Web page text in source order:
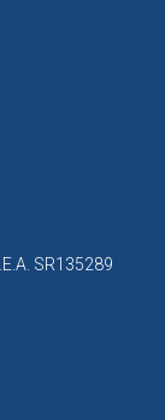
SR135289